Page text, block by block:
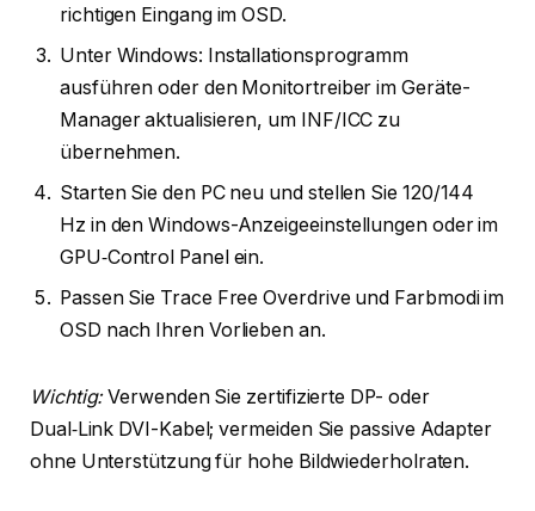
richtigen Eingang im OSD.
Unter Windows: Installationsprogramm
ausführen oder den Monitortreiber im Geräte-
Manager aktualisieren, um INF/ICC zu
übernehmen.
Starten Sie den PC neu und stellen Sie 120/144
Hz in den Windows-Anzeigeeinstellungen oder im
GPU‑Control Panel ein.
Passen Sie Trace Free Overdrive und Farbmodi im
OSD nach Ihren Vorlieben an.
Wichtig:Verwenden Sie zertifizierte DP- oder
Dual‑Link DVI-Kabel; vermeiden Sie passive Adapter
ohne Unterstützung für hohe Bildwiederholraten.